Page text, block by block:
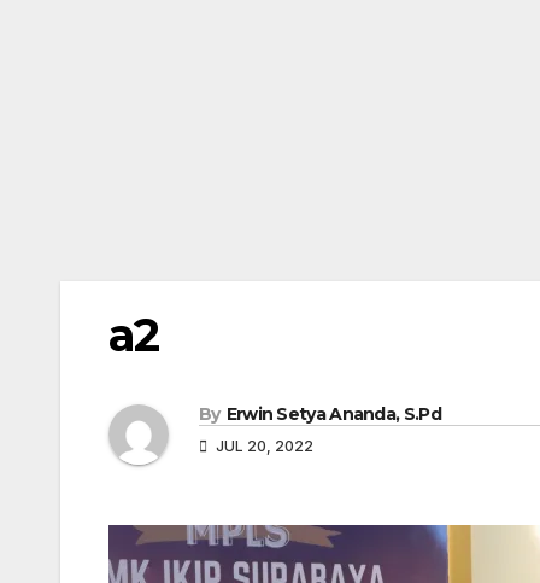
a2
By Erwin Setya Ananda, S.Pd
JUL 20, 2022